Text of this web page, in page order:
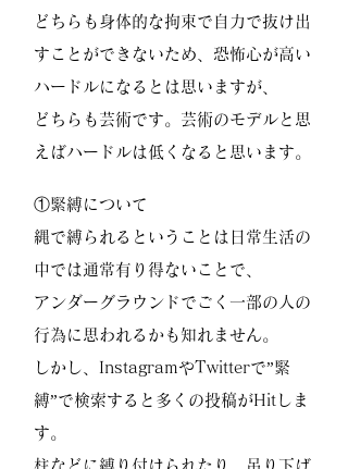
どちらも身体的な拘束で自力で抜け出
すことができないため、恐怖心が高い
ハードルになるとは思いますが、
どちらも芸術です。芸術のモデルと思
えばハードルは低くなると思います。
①緊縛について
縄で縛られるということは日常生活の
中では通常有り得ないことで、
アンダーグラウンドでごく一部の人の
行為に思われるかも知れません。
しかし、InstagramやTwitterで”緊
縛”で検索すると多くの投稿がHitしま
す。
柱などに縛り付けられたり、吊り下げ